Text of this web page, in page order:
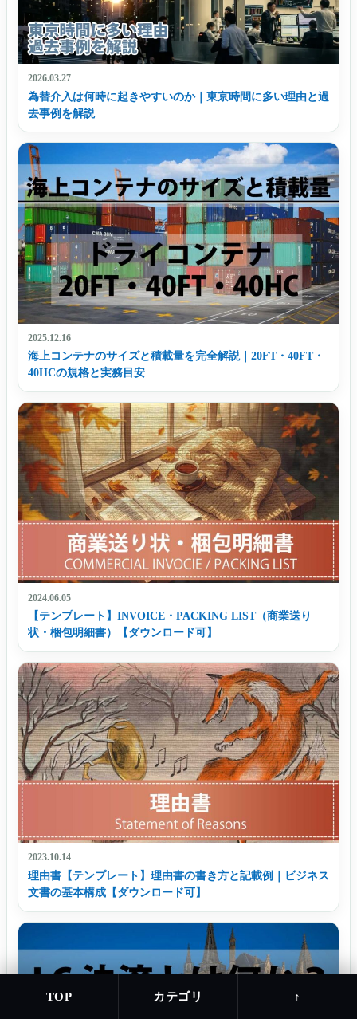
TOP カテゴリ ↑
2026.03.27
為替介入は何時に起きやすいのか｜東京時間に多い理由と過
去事例を解説
2025.12.16
海上コンテナのサイズと積載量を完全解説｜20FT・40FT・
40HCの規格と実務目安
2024.06.05
【テンプレート】INVOICE・PACKING LIST（商業送り
状・梱包明細書）【ダウンロード可】
2023.10.14
理由書【テンプレート】理由書の書き方と記載例｜ビジネス
文書の基本構成【ダウンロード可】